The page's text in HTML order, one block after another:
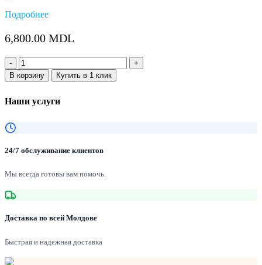
Подробнее
6,800.00 MDL
Количество:
В корзину Купить в 1 клик
Наши услуги
24/7 обслуживание клиентов
Мы всегда готовы вам помочь.
Доставка по всей Молдове
Быстрая и надежная доставка